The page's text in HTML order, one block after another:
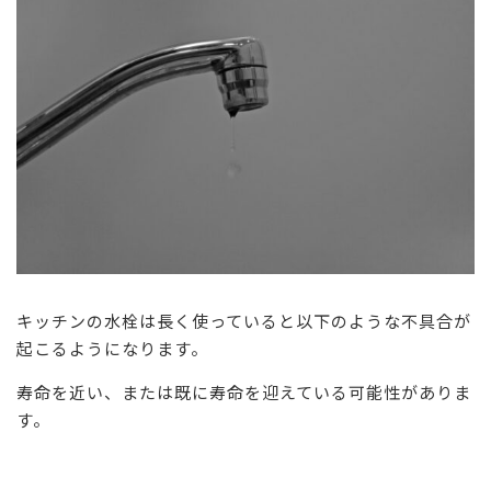
キッチンの水栓は長く使っていると以下のような不具合が
起こるようになります。
寿命を近い、または既に寿命を迎えている可能性がありま
す。